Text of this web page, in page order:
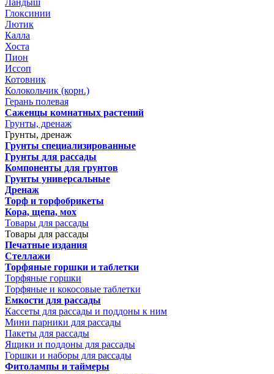
Ландыш
Глоксинии
Лютик
Калла
Хоста
Пион
Иссоп
Котовник
Колокольчик (корн.)
Герань полевая
Саженцы комнатных растений
Грунты, дренаж
Грунты, дренаж
Грунты специализированные
Грунты для рассады
Компоненты для грунтов
Грунты универсальные
Дренаж
Торф и торфобрикеты
Кора, щепа, мох
Товары для рассады
Товары для рассады
Печатные издания
Стеллажи
Торфяные горшки и таблетки
Торфяные горшки
Торфяные и кокосовые таблетки
Емкости для рассады
Кассеты для рассады и поддоны к ним
Мини парники для рассады
Пакеты для рассады
Ящики и поддоны для рассады
Горшки и наборы для рассады
Фитолампы и таймеры